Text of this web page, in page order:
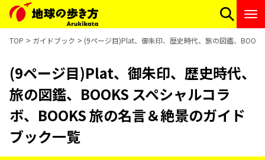
TOP ガイドブック (9ページ目)Plat、御朱印、歴史時代、旅の図鑑、
(9ページ目)Plat、御朱印、歴史時代、
旅の図鑑、BOOKS スペシャルコラ
ボ、BOOKS 旅の名言＆絶景のガイド
ブック一覧